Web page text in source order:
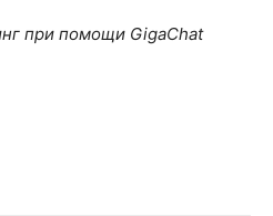
при помощи GigaChat